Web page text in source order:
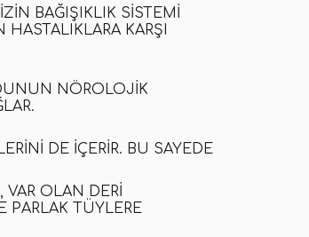
BAĞIŞIKLIK SISTEMI
HASTALIKLARA KARŞI
NÖROLOJIK
DE IÇERIR. BU SAYEDE
, VAR OLAN DERI
PARLAK TÜYLERE